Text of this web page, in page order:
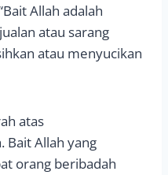
Allah adalah
atau sarang
atau menyucikan
atas
Bait Allah yang
orang beribadah